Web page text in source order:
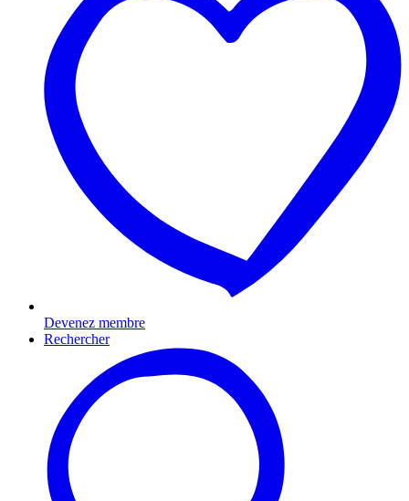
Devenez membre
Rechercher